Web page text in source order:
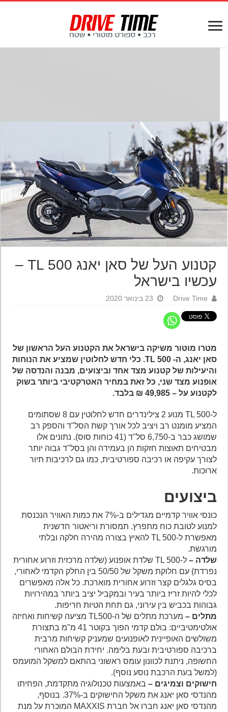
קטנוע העל של סאן יאנג TL 500 –
עכשיו בישראל
Drive Time 23 בינואר 2020
מטרו מוטור משיקה בישראל את הקטנוע העל הראשון של
סאן יאנג, ה- TL 500. כלי חדש לחלוטין שמציע את הנוחות
והיעילות של קטנוע מצד אחד וביצועים, מבנה והנדסה של
אופנוע מצד שני, כל זאת במחיר האטרקטיבי ביותר בשוק
לקטנוע על – 49,985 ₪ בלבד.
ל-TL 500 מנוע 2 צילינדרים חדש לחלוטין עם 8 שסתומים
המציע מומנט רב ויציב לכל אורך קשת הסל"ד והספק רב
שמושג כבר ב-6,750 סל"ד (41 כוחות סוס). נתונים אלו
מבטיחים תאוצות חזקות הן בעמידה והן בסל"ד גבוה יותר
לצורך עקיפה או רכיבה ספורטיבית, כמו גם לרכיבות תיור
ארוכות.
ביצועים
כונסי אוויר קדמיים מגדילים ב-7% את כמות האוויר הנכנסת
למנוע לטובת כוח מתפרץ. תמסורת וריאטור חדשנית
מאפשרת ל-TL 500 להאיץ בצורה מהירה חלקה ובלתי
מורגשת.
שלדה –
ל-TL 500 שלדת אופנוע (שלדה מרכזית וזרוע אחורית
נפרדת) עם חלוקת משקל של 50/50 בין החלק הקדמי לאחורי,
בסיס גלגלים קצר וזרוע אחורית מוארכת. כל אלה מאפשרים
לכלי להיות זריז ביותר בעיר ובמקביל יציב ביותר במהירויות
גבוהות בכביש בין עירוני, גם תחת הטיות חריפות.
מתלים –
מערכת מתלים של ה-TL500 מציעה קשיחות ואחיזה
אולטימטיביים: בולם קדמי הפוך בקוטר 41 מ"מ בתצורת
משולשים האופיינית לאופנועים שמעניק קשיחות מרבית
ברכיבה ספורטיבית ובעת בלימה. יחידת הבולם האחורי
החשופה, ניתנת לכוונון עומס ראשוני בהתאם למשקל המועמס
(למשל בעת הרכבת נוסע נוסף).
חישוקים וצמיגים – באמצעות טכנולוגיה מתקדמת, הפחיתו
מהנדסי סאן יאנג את משקל החישוקים ב-37%. בנוסף,
מהנדסי סאן יאנג חברו אל חברת MAXXIS המוכרת על מנת